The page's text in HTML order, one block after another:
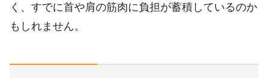
く、すでに首や肩の筋肉に負担が蓄積しているのか
もしれません。